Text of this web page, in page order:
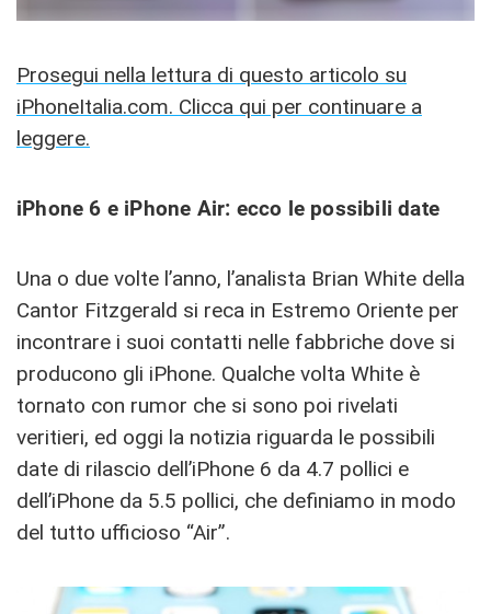
Prosegui nella lettura di questo articolo su
iPhoneItalia.com. Clicca qui per continuare a
leggere.
iPhone 6 e iPhone Air: ecco le possibili date
Una o due volte l’anno, l’analista Brian White della
Cantor Fitzgerald si reca in Estremo Oriente per
incontrare i suoi contatti nelle fabbriche dove si
producono gli iPhone. Qualche volta White è
tornato con rumor che si sono poi rivelati
veritieri, ed oggi la notizia riguarda le possibili
date di rilascio dell’iPhone 6 da 4.7 pollici e
dell’iPhone da 5.5 pollici, che definiamo in modo
del tutto ufficioso “Air”.